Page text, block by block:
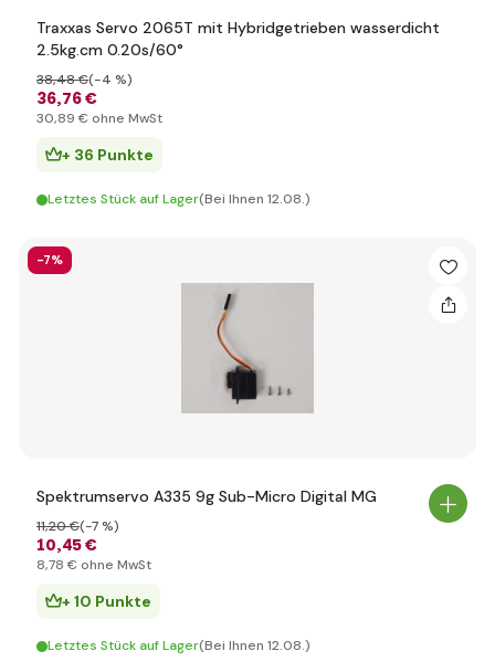
Traxxas Servo 2065T mit Hybridgetrieben wasserdicht
2.5kg.cm 0.20s/60°
36,76 €
38,48 €(-4 %)
30,89 € ohne MwSt
+ 36 Punkte
Letztes Stück auf Lager(Bei Ihnen 12.08.)
-7%
Spektrumservo A335 9g Sub-Micro Digital MG
10,45 €
11,20 €(-7 %)
8,78 € ohne MwSt
+ 10 Punkte
Letztes Stück auf Lager(Bei Ihnen 12.08.)